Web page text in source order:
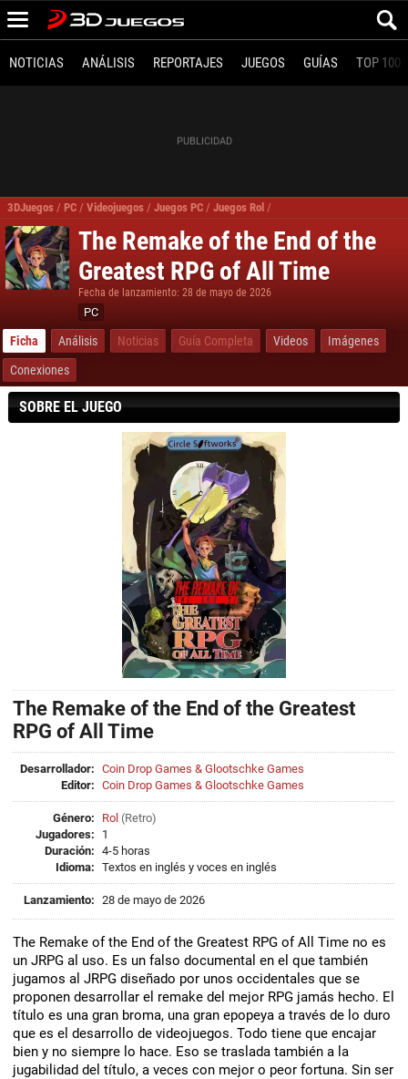
NOTICIAS ANÁLISIS REPORTAJES JUEGOS GUÍAS TOP 100
3DJuegos / PC / Videojuegos / Juegos PC / Juegos Rol /
The Remake of the End of the
Greatest RPG of All Time
Fecha de lanzamiento: 28 de mayo de 2026
PC
Ficha Análisis Noticias Guía Completa Videos
Imágenes
Conexiones
SOBRE EL JUEGO
The Remake of the End of the Greatest
RPG of All Time
Desarrollador: Coin Drop Games & Glootschke Games
Editor: Coin Drop Games & Glootschke Games
Género: Rol (Retro)
Jugadores:
1
Duración: 4-5 horas
Idioma: Textos en inglés y voces en inglés
Lanzamiento: 28 de mayo de 2026
The Remake of the End of the Greatest RPG of All Time no es
un JRPG al uso. Es un falso documental en el que también
jugamos al JRPG diseñado por unos occidentales que se
proponen desarrollar el remake del mejor RPG jamás hecho. El
título es una gran broma, una gran epopeya a través de lo duro
que es el desarrollo de videojuegos. Todo tiene que encajar
bien y no siempre lo hace. Eso se traslada también a la
jugabilidad del título, a veces con mejor o peor fortuna. Sin ser